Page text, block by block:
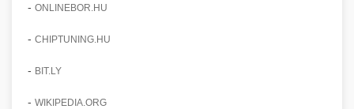
- ONLINEBOR.HU
- CHIPTUNING.HU
- BIT.LY
- WIKIPEDIA.ORG